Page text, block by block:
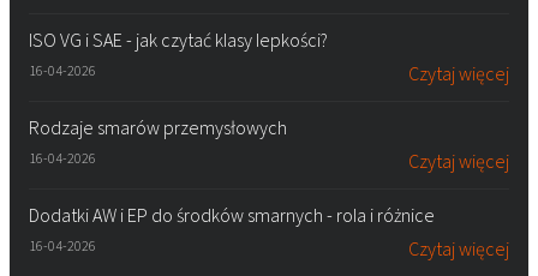
ISO VG i SAE - jak czytać klasy lepkości?
16-04-2026 Czytaj więcej
Rodzaje smarów przemysłowych
16-04-2026 Czytaj więcej
Dodatki AW i EP do środków smarnych - rola i różnice
16-04-2026 Czytaj więcej